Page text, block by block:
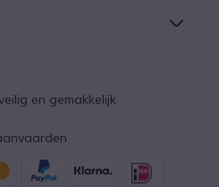
en gemakkelijk